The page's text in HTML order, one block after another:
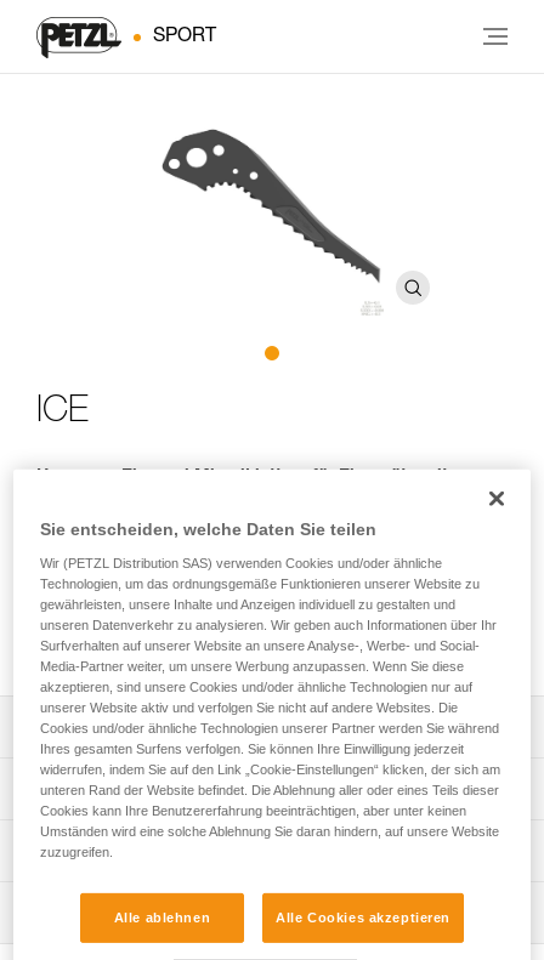
SPORT
ICE
vielseitige Einsatzmöglichkeiten. Die spitz zulaufende Haue
(3,3 mm) dringt problemlos selbst in härtestes Eis ein. Dank
ihres Designs gewährleistet die Haue solide Platzierungen in
Eis und Fels und lässt sich zudem leicht entfernen.
Leistungsverzeichnis
Kompatibel mit den Eisgeräten SUM'TEC, QUARK, NOMIC
und ERGONOMIC.
Technische Spezifikationen
Haue: 2
Technische Informationen
Gebrauchsanleitung
Das PDF herunterladen technical-notice-ice-axes-
accessories-1
Sie entscheiden, welche Daten Sie teilen
Wir (PETZL Distribution SAS) verwenden Cookies und/oder ähnliche
Technologien, um das ordnungsgemäße Funktionieren unserer Website zu
gewährleisten, unsere Inhalte und Anzeigen individuell zu gestalten und
unseren Datenverkehr zu analysieren. Wir geben auch Informationen über Ihr
Surfverhalten auf unserer Website an unsere Analyse-, Werbe- und Social-
Media-Partner weiter, um unsere Werbung anzupassen. Wenn Sie diese
akzeptieren, sind unsere Cookies und/oder ähnliche Technologien nur auf
unserer Website aktiv und verfolgen Sie nicht auf andere Websites. Die
Cookies und/oder ähnliche Technologien unserer Partner werden Sie während
Ihres gesamten Surfens verfolgen. Sie können Ihre Einwilligung jederzeit
widerrufen, indem Sie auf den Link „Cookie-Einstellungen“ klicken, der sich am
unteren Rand der Website befindet. Die Ablehnung aller oder eines Teils dieser
Cookies kann Ihre Benutzererfahrung beeinträchtigen, aber unter keinen
Umständen wird eine solche Ablehnung Sie daran hindern, auf unsere Website
zuzugreifen.
Alle ablehnen Alle Cookies akzeptieren